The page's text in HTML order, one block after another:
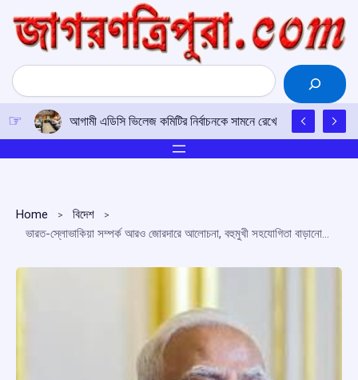
content
Search
আগামী এডিসি ভিলেজ কমিটির নির্বাচনকে সামনে রেখে নয়াদিল্লিতে
Home
বিদেশ
ভারত-স্লোভাকিয়া সম্পর্ক আরও জোরদারে আলোচনা, বহুমুখী সহযোগিতা বাড়ানোর অঙ্গীকার